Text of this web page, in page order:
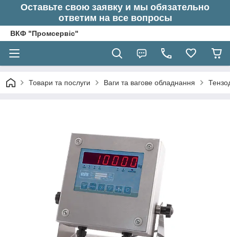
Оставьте свою заявку и мы обязательно
ответим на все вопросы
ВКФ "Промсервіс"
Товари та послуги Ваги та вагове обладнання